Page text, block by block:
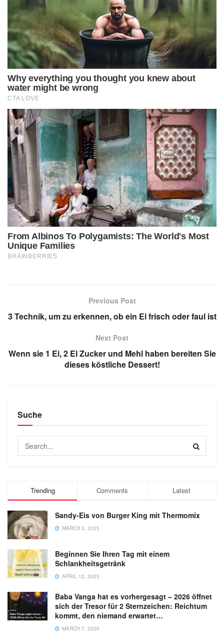
Previous Post
3 Technik, um zu erkennen, ob ein Ei frisch oder faul ist
Next Post
Wenn sie 1 Ei, 2 El Zucker und Mehl haben bereiten Sie
dieses köstliche Dessert!
Suche
Trending Comments Latest
Sandy-Eis von Burger King mit Thermomix
MARCH 5, 2025
Beginnen Sie Ihren Tag mit einem
Schlankheitsgetränk
APRIL 12, 2025
Baba Vanga hat es vorhergesagt – 2026 öffnet
sich der Tresor für 2 Sternzeichen: Reichtum
kommt, den niemand erwartet…
MARCH 7, 2026